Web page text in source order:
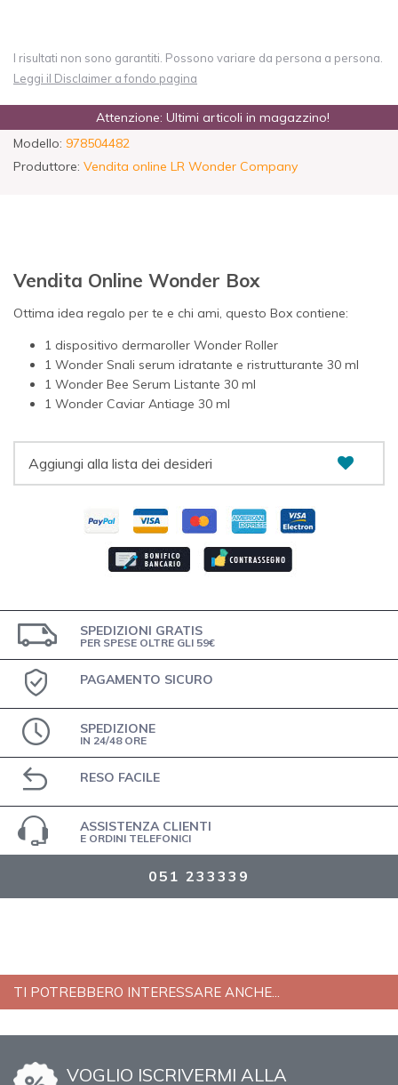
I risultati non sono garantiti. Possono variare da persona a persona.
Leggi il Disclaimer a fondo pagina
Attenzione: Ultimi articoli in magazzino!
Modello: 978504482
Produttore: Vendita online LR Wonder Company
Vendita Online Wonder Box
Ottima idea regalo per te e chi ami, questo Box contiene:
1 dispositivo dermaroller Wonder Roller
1 Wonder Snali serum idratante e ristrutturante 30 ml
1 Wonder Bee Serum Listante 30 ml
1 Wonder Caviar Antiage 30 ml
Aggiungi alla lista dei desideri
SPEDIZIONI GRATIS
PER SPESE OLTRE GLI 59€
PAGAMENTO SICURO
SPEDIZIONE
IN 24/48 ORE
RESO FACILE
ASSISTENZA CLIENTI
E ORDINI TELEFONICI
051 233339
TI POTREBBERO INTERESSARE ANCHE...
VOGLIO ISCRIVERMI ALLA